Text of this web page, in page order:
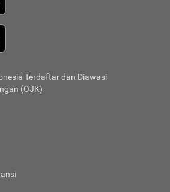
Terdaftar dan Diawasi
(OJK)